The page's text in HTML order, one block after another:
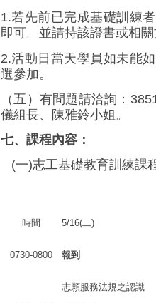
1.若先前已完成基礎訓練
即可。並請持該證書或相
2.活動日當天學員如未能
選參加。
（五）有問題請洽詢：
儀組長、陳雅鈴小姐。
七、課程內容：
(一)志工基礎教育訓練課
時間 5/16(二)
0730-0800 報到
志願服務法規之認識